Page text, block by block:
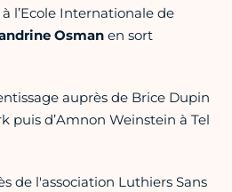
l’Ecole Internationale de
Osman en sort
auprès de Brice Dupin
puis d’Amnon Weinstein à Tel
de l'association Luthiers Sans